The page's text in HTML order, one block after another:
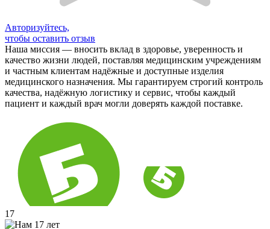
Авторизуйтесь,
чтобы оставить отзыв
Наша миссия — вносить вклад в здоровье, уверенность и
качество жизни людей, поставляя медицинским учреждениям
и частным клиентам надёжные и доступные изделия
медицинского назначения. Мы гарантируем строгий контроль
качества, надёжную логистику и сервис, чтобы каждый
пациент и каждый врач могли доверять каждой поставке.
17